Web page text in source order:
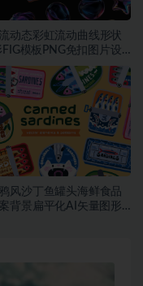
动态彩虹流动曲线形状
模板PNG免扣图片设
风沙丁鱼罐头海鲜食品
背景扁平化AI矢量图形